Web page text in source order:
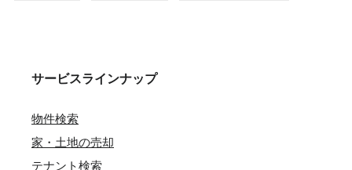
サービスラインナップ
物件検索
家・土地の売却
テナント検索